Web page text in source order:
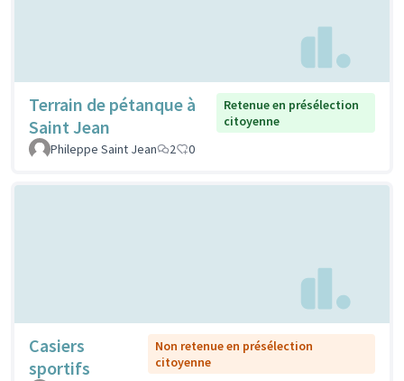
Terrain de pétanque à
Saint Jean
Retenue en présélection
citoyenne
Phileppe Saint Jean
2 0
Casiers
sportifs
Non retenue en présélection
citoyenne